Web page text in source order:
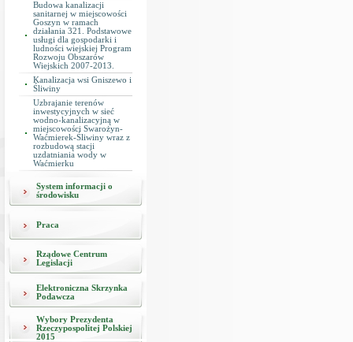
Budowa kanalizacji
sanitarnej w miejscowości
Goszyn w ramach
działania 321. Podstawowe
usługi dla gospodarki i
ludności wiejskiej Program
Rozwoju Obszarów
Wiejskich 2007-2013.
Kanalizacja wsi Gniszewo i
Śliwiny
Uzbrajanie terenów
inwestycyjnych w sieć
wodno-kanalizacyjną w
miejscowości Swarożyn-
Waćmierek-Śliwiny wraz z
rozbudową stacji
uzdatniania wody w
Waćmierku
System informacji o
środowisku
Praca
Rządowe Centrum
Legislacji
Elektroniczna Skrzynka
Podawcza
Wybory Prezydenta
Rzeczypospolitej Polskiej
2015